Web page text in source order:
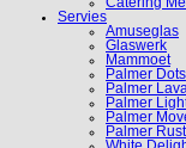
Catering
Servies
Amuseglas
Glaswerk
Mammoet
Palmer Dots
Palmer
Palmer
Palmer
Palmer